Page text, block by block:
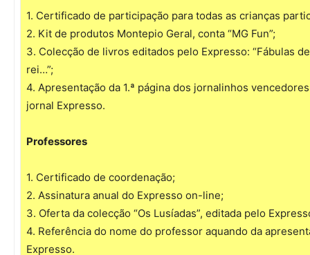
1. Certificado de participação para todas as crianças
2. Kit de produtos Montepio Geral, conta “MG Fun”;
3. Colecção de livros editados pelo Expresso: “Fábulas
rei…”;
4. Apresentação da 1.ª página dos jornalinhos
jornal Expresso.
Professores
1. Certificado de coordenação;
2. Assinatura anual do Expresso on-line;
3. Oferta da colecção “Os Lusíadas”, editada pelo
4. Referência do nome do professor aquando da
Expresso.